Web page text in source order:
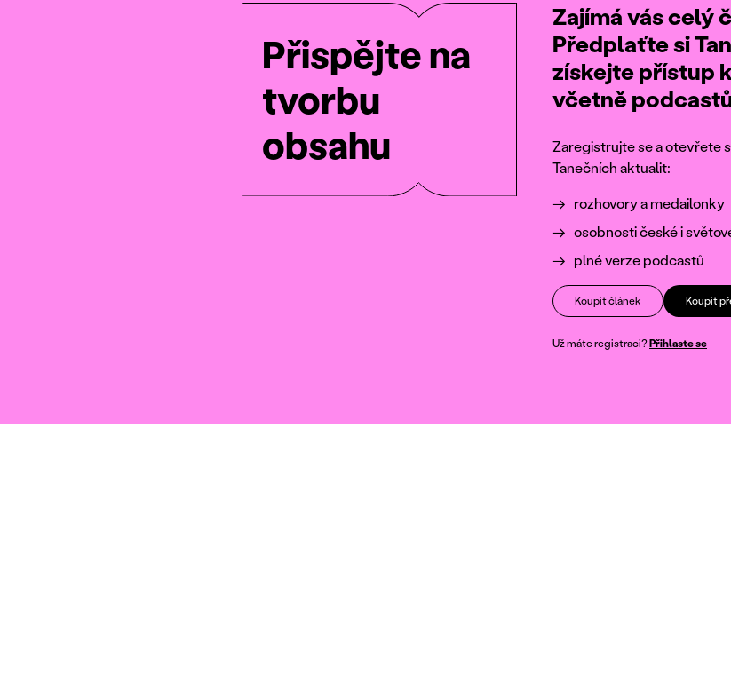
Přispějte na
tvorbu
obsahu
Zajímá vás celý
Předplaťte si
získejte přístup
včetně
Zaregistrujte se a otevřete
Tanečních aktualit:
rozhovory a medailonky
osobnosti české i
plné verze podcastů
Koupit článek Koupit
Už máte registraci?Přihlaste se